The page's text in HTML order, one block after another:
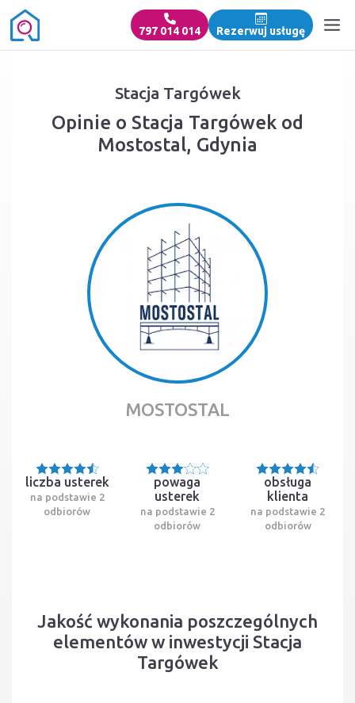
797 014 014 Rezerwuj usługę
Stacja Targówek
Opinie o Stacja Targówek od
Mostostal, Gdynia
MOSTOSTAL
liczba usterek
na podstawie 2
odbiorów
powaga
usterek
na podstawie 2
odbiorów
obsługa
klienta
na podstawie 2
odbiorów
Jakość wykonania poszczególnych
elementów w inwestycji Stacja
Targówek